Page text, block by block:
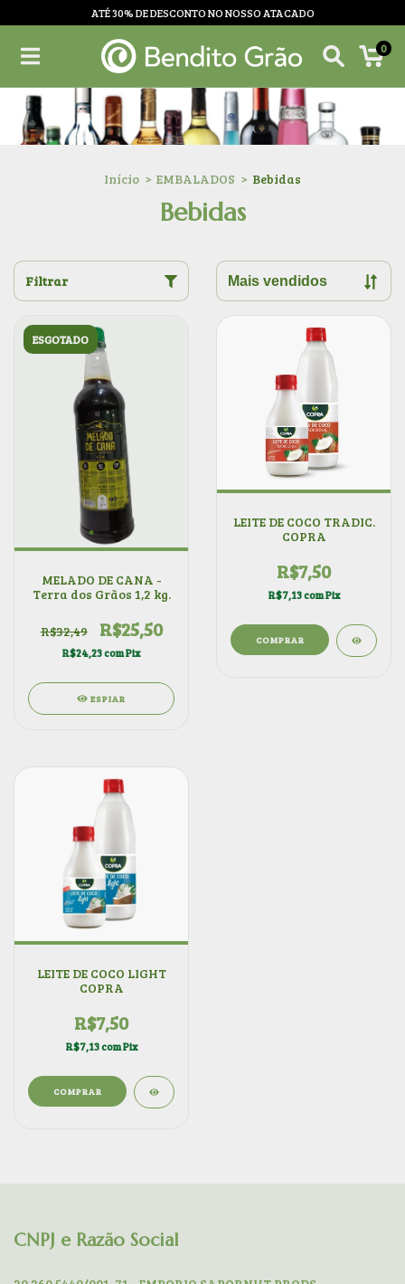
ATÉ 30% DE DESCONTO NO NOSSO ATACADO
0
Início > EMBALADOS > Bebidas
Bebidas
Filtrar
ESGOTADO
MELADO DE CANA -
Terra dos Grãos 1,2 kg.
R$32,49 R$25,50
R$24,23comPix
ESPIAR
LEITE DE COCO TRADIC.
COPRA
R$7,50
R$7,13comPix
COMPRAR
LEITE DE COCO LIGHT
COPRA
R$7,50
R$7,13comPix
COMPRAR
CNPJ e Razão Social